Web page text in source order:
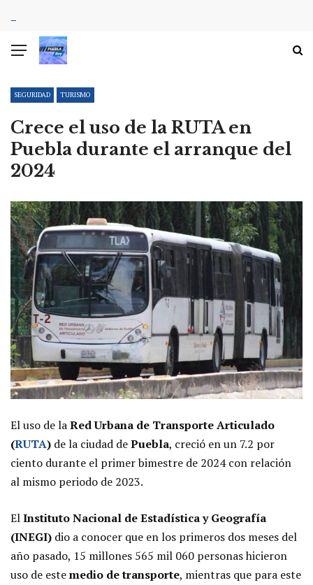
SEGURIDAD TURISMO
Crece el uso de la RUTA en
Puebla durante el arranque del
2024
El uso de laRed Urbana de Transporte Articulado
(RUTA) de la ciudad dePuebla, creció en un 7.2 por
ciento durante el primer bimestre de 2024 con relación
al mismo periodo de 2023.
ElInstituto Nacional de Estadística y Geografía
(INEGI) dio a conocer que en los primeros dos meses del
año pasado, 15 millones 565 mil 060 personas hicieron
uso de estemedio de transporte, mientras que para este